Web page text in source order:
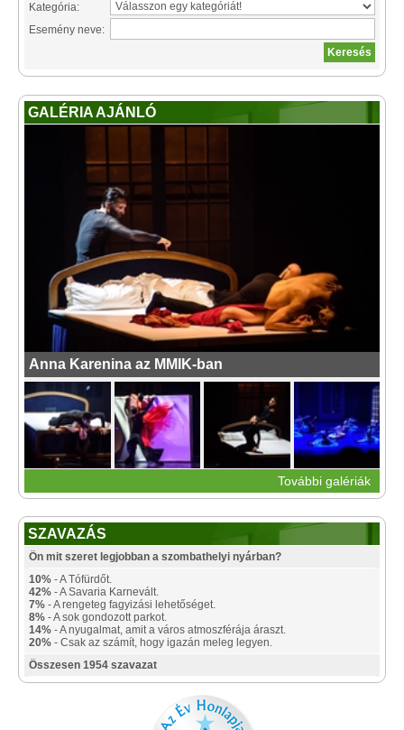
Kategória:
Esemény neve:
GALÉRIA AJÁNLÓ
Anna Karenina az MMIK-ban
További galériák
SZAVAZÁS
Ön mit szeret legjobban a szombathelyi nyárban?
10% - A Tófürdőt.
42% - A Savaria Karnevált.
7% - A rengeteg fagyizási lehetőséget.
8% - A sok gondozott parkot.
14% - A nyugalmat, amit a város atmoszférája áraszt.
20% - Csak az számít, hogy igazán meleg legyen.
Összesen 1954 szavazat